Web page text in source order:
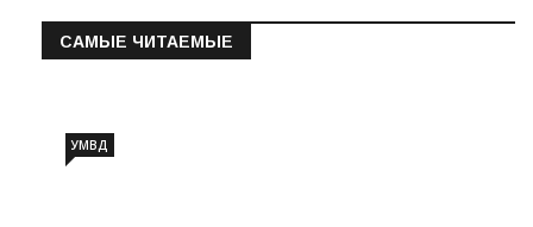
САМЫЕ ЧИТАЕМЫЕ
УМВД